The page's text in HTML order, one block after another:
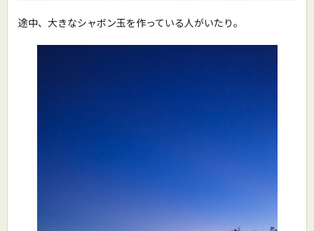
途中、大きなシャボン玉を作っている人がいたり。